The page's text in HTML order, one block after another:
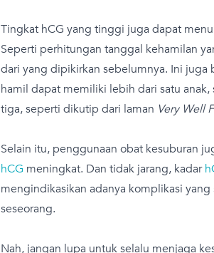
Tingkat hCG yang tinggi juga dapat
Seperti perhitungan tanggal kehamilan
dari yang dipikirkan sebelumnya. Ini juga
hamil dapat memiliki lebih dari satu
tiga, seperti dikutip dari laman Very Well
Selain itu, penggunaan obat kesuburan
hCG meningkat. Dan tidak jarang, kadar
mengindikasikan adanya komplikasi
seseorang.
Nah, jangan lupa untuk selalu menjaga